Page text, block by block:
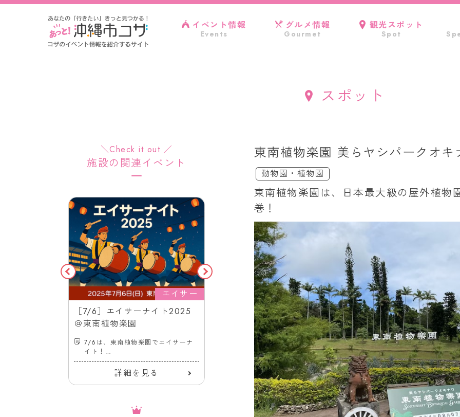
イベント情報
Events
グルメ情報
Gourmet
観光スポット
Spot
スポット
東南植物楽園 美らヤシパークオキ
動物園・植物園
東南植物楽園は、日本最大級の屋外植物
巻！
＼Check it out ／
施設の関連イベント
エイサー
［7/6］エイサーナイト2025
＠東南植物楽園
7/6は、東南植物楽園でエイサーナ
イト！
沖縄市内青年会6団体が出演。迫力
あるエイサー演舞を披露します。
詳細を見る
こども・ファミリー
［7/18-9/27］夏休みわくわく
冒険がっこう2026＠東南植物
2026年の夏休み一日中楽しめる♪東
南植物楽園が冒険の舞台に！
詳細を見る
イルミ
［10/24-5/24］沖
ミネーション
南植物楽園
東南植物楽園のイルミ
日本最高レベルの輝
詳細を見